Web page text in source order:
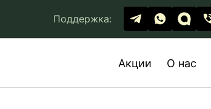
Поддержка:
Акции О нас